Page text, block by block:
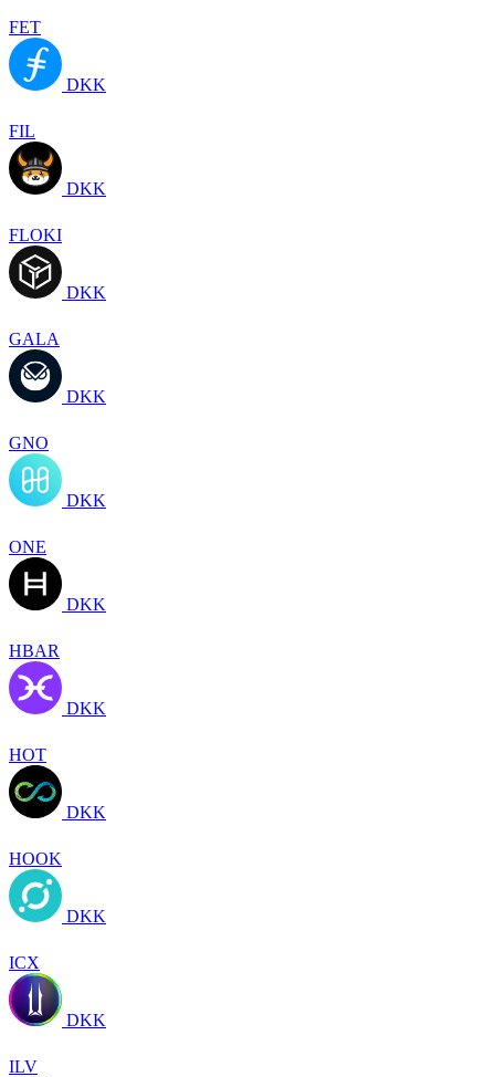
FET
DKK
FIL
DKK
FLOKI
DKK
GALA
DKK
GNO
DKK
ONE
DKK
HBAR
DKK
HOT
DKK
HOOK
DKK
ICX
DKK
ILV